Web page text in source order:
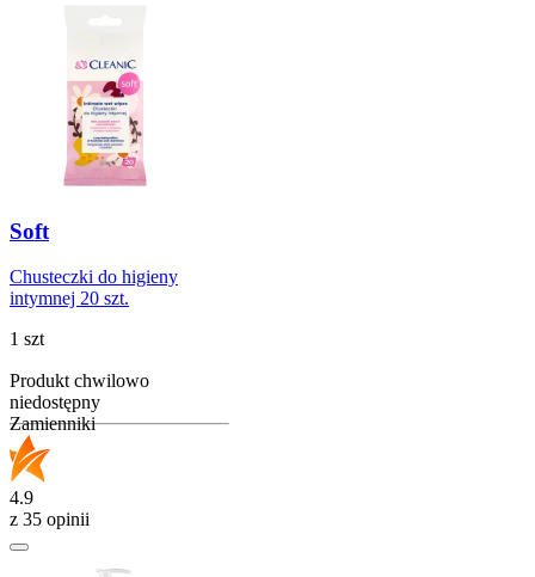
Soft
Chusteczki do higieny
intymnej 20 szt.
1 szt
Produkt chwilowo
niedostępny
Zamienniki
4.9
z 35 opinii